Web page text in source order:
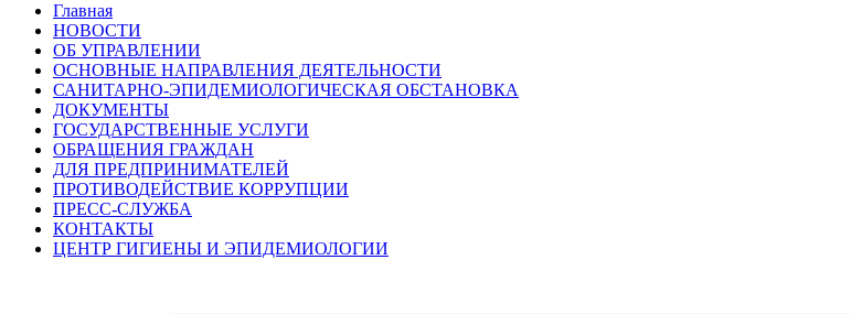
Главная
НОВОСТИ
ОБ УПРАВЛЕНИИ
ОСНОВНЫЕ НАПРАВЛЕНИЯ ДЕЯТЕЛЬНОСТИ
САНИТАРНО-ЭПИДЕМИОЛОГИЧЕСКАЯ ОБСТАНОВКА
ДОКУМЕНТЫ
ГОСУДАРСТВЕННЫЕ УСЛУГИ
ОБРАЩЕНИЯ ГРАЖДАН
ДЛЯ ПРЕДПРИНИМАТЕЛЕЙ
ПРОТИВОДЕЙСТВИЕ КОРРУПЦИИ
ПРЕСС-СЛУЖБА
КОНТАКТЫ
ЦЕНТР ГИГИЕНЫ И ЭПИДЕМИОЛОГИИ